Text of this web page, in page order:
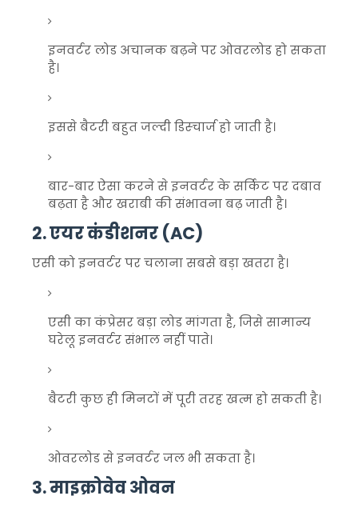
इनवर्टर लोड अचानक बढ़ने पर ओवरलोड हो सकता
है।
इससे बैटरी बहुत जल्दी डिस्चार्ज हो जाती है।
बार-बार ऐसा करने से इनवर्टर के सर्किट पर दबाव
बढ़ता है और खराबी की संभावना बढ़ जाती है।
2. एयर कंडीशनर (AC)
एसी को इनवर्टर पर चलाना सबसे बड़ा खतरा है।
एसी का कंप्रेसर बड़ा लोड मांगता है, जिसे सामान्य
घरेलू इनवर्टर संभाल नहीं पाते।
बैटरी कुछ ही मिनटों में पूरी तरह खत्म हो सकती है।
ओवरलोड से इनवर्टर जल भी सकता है।
3. माइक्रोवेव ओवन